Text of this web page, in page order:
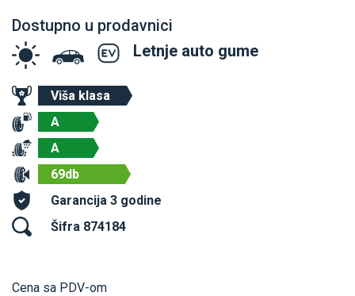
Dostupno u prodavnici
Letnje auto gume
Viša klasa
A
A
69db
Garancija 3 godine
Šifra 874184
Cena sa PDV-om